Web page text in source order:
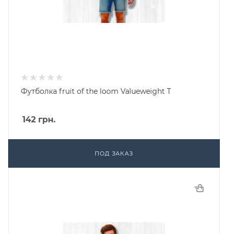
Футболка fruit of the loom Valueweight T
142 грн.
ПОД ЗАКАЗ